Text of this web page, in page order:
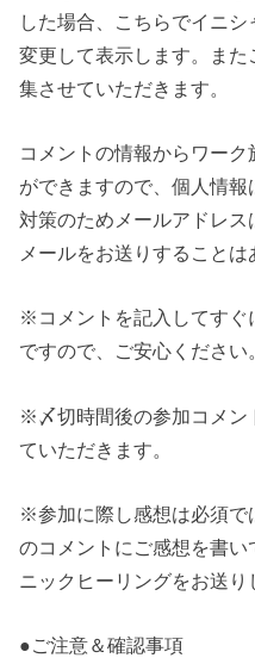
した場合、こちらでイニ
変更して表示します。ま
集させていただきます。
コメントの情報からワー
ができますので、個人情
対策のためメールアドレ
メールをお送りすることは
※コメントを記入してすぐ
ですので、ご安心ください
※〆切時間後の参加コメン
ていただきます。
※参加に際し感想は必須で
のコメントにご感想を書
ニックヒーリングをお送り
●ご注意＆確認事項